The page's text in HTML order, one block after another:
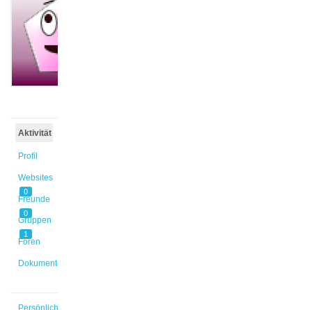
Aktivität
Profil
Websites
0
Freunde
0
Gruppen
1
Foren
Dokumente
Persönlich